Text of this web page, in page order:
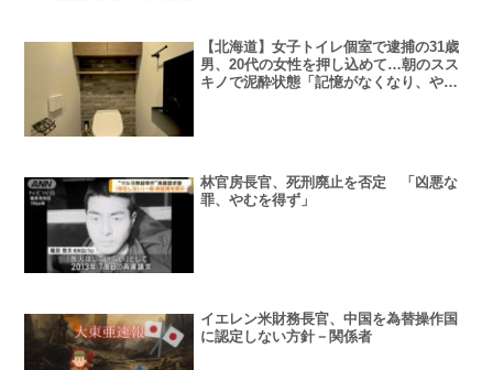
【北海道】女子トイレ個室で逮捕の31歳
男、20代の女性を押し込めて…朝のスス
キノで泥酔状態「記憶がなくなり、やっ
林官房長官、死刑廃止を否定 「凶悪な
罪、やむを得ず」
イエレン米財務長官、中国を為替操作国
に認定しない方針－関係者